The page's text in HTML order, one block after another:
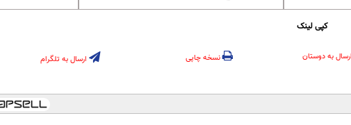
کپی لینک
ارسال به دوستان نسخه چاپی ارسال به تلگرام